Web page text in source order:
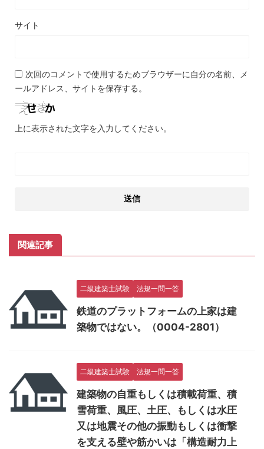
サイト
次回のコメントで使用するためブラウザーに自分の名前、メ
ールアドレス、サイトを保存する。
上に表示された文字を入力してください。
関連記事
二級建築士試験 法規一問一答
鉄道のプラットフォームの上家は建
築物ではない。（0004-2801）
二級建築士試験 法規一問一答
建築物の自重もしくは積載荷重、積
雪荷重、風圧、土圧、もしくは水圧
又は地震その他の振動もしくは衝撃
を支える壁や筋かいは「構造耐力上